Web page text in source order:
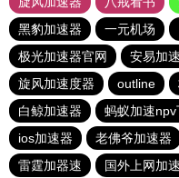
黑豹加速器
一元机场
极光加速器官网
安易加
旋风加速度器
outline
白鲸加速器
蚂蚁加速
ios加速器
老佛爷加速器
雷霆加器速
国外上网加